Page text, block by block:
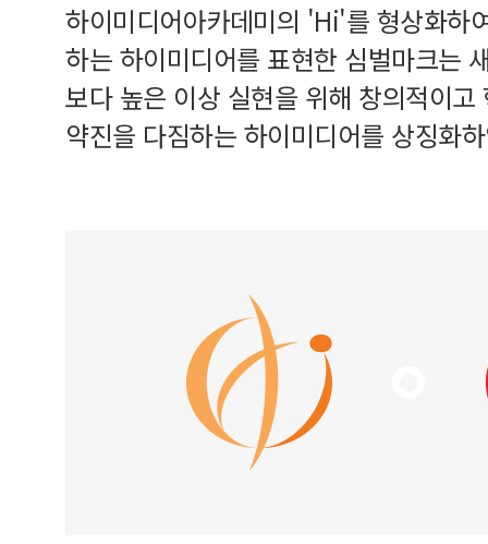
하이미디어아카데미의 'Hi'를 형상화하
하는 하이미디어를 표현한 심벌마크는
보다 높은 이상 실현을 위해 창의적이
약진을 다짐하는 하이미디어를 상징화